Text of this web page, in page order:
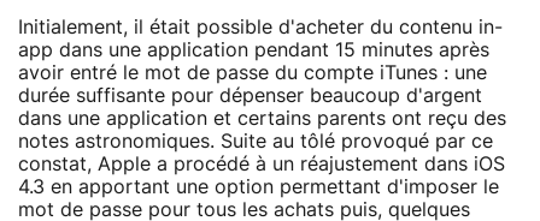
Initialement, il était possible d'acheter du contenu in-
app dans une application pendant 15 minutes après
avoir entré le mot de passe du compte iTunes : une
durée suffisante pour dépenser beaucoup d'argent
dans une application et certains parents ont reçu des
notes astronomiques. Suite au tôlé provoqué par ce
constat, Apple a procédé à un réajustement dans iOS
4.3 en apportant une option permettant d'imposer le
mot de passe pour tous les achats puis, quelques